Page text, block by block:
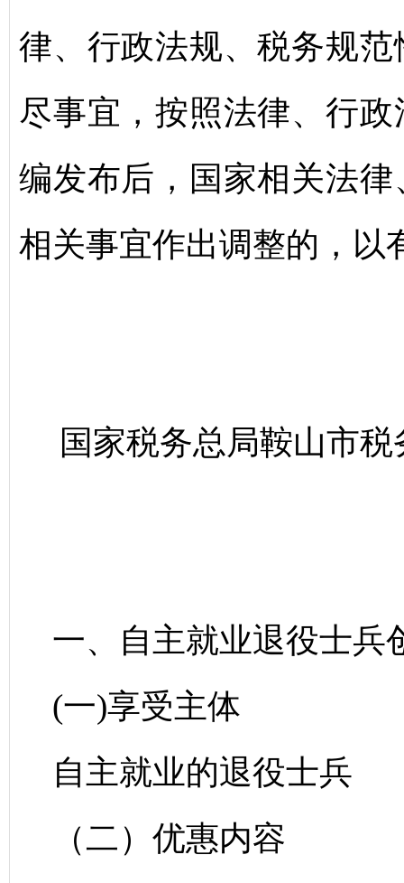
律、行政法规、税务规
尽事宜，按照法律、行
编发布后，国家相关法
相关事宜作出调整的，以
国家税务总局鞍山市
一、自主就业退役士兵
(一)享受主体
自主就业的退役士兵
（二）优惠内容